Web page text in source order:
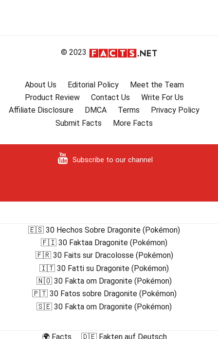
© 2023
About Us Editorial Policy
Meet the Team
Product Review
Contact Us
Write For Us
Affiliate Disclosure
DMCA Terms
Privacy Policy
Submit Facts
More Facts
Subscribe to our channel
🇪🇸 30 Hechos Sobre Dragonite (Pokémon)
🇫🇮 30 Faktaa Dragonite (Pokémon)
🇫🇷 30 Faits sur Dracolosse (Pokémon)
🇮🇹 30 Fatti su Dragonite (Pokémon)
🇳🇴 30 Fakta om Dragonite (Pokémon)
🇵🇹 30 Fatos sobre Dragonite (Pokémon)
🇸🇪 30 Fakta om Dragonite (Pokémon)
🌍 Facts 🇩🇪 Fakten auf Deutsch